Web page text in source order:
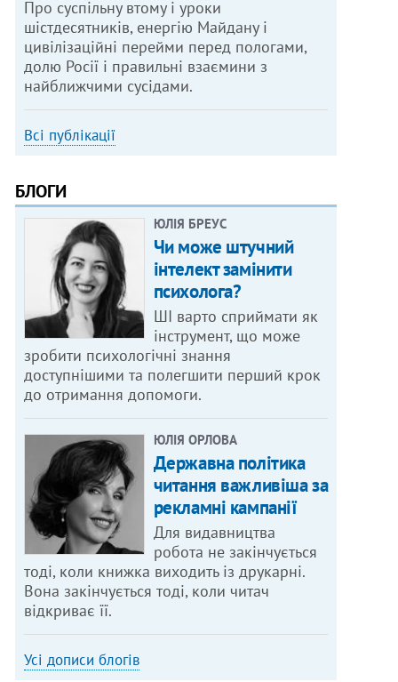
Про суспільну втому і уроки
шістдесятників, енергію Майдану і
цивілізаційні перейми перед пологами,
долю Росії і правильні взаємини з
найближчими сусідами.
Всі публікації
БЛОГИ
ЮЛІЯ БРЕУС
Чи може штучний
інтелект замінити
психолога?
ШІ варто сприймати як
інструмент, що може
зробити психологічні знання
доступнішими та полегшити перший крок
до отримання допомоги.
ЮЛІЯ ОРЛОВА
Державна політика
читання важливіша за
рекламні кампанії
Для видавництва
робота не закінчується
тоді, коли книжка виходить із друкарні.
Вона закінчується тоді, коли читач
відкриває її.
Усі дописи блогів